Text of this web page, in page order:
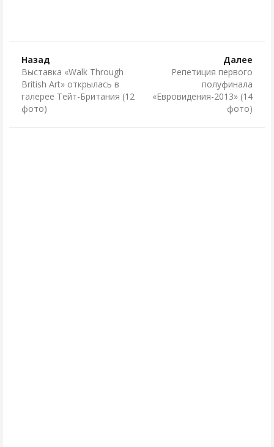
Назад
Выставка «Walk Through
British Art» открылась в
галерее Тейт-Британия (12
фото)
Далее
Репетиция первого
полуфинала
«Евровидения-2013» (14
фото)